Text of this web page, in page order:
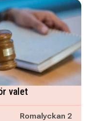
valet
Romalyckan 2